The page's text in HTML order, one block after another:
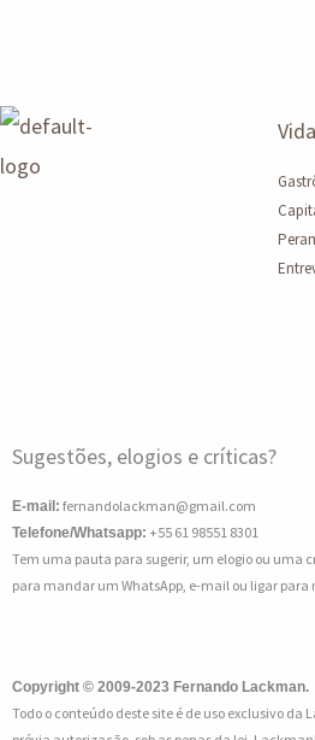
Vida
Sugestões, elogios e críticas?
E-mail: fernandolackman@gmail.com
Telefone/Whatsapp: +55 61 98551 8301
Tem uma pauta para sugerir, um elogio ou uma
para mandar um WhatsApp, e-mail ou ligar
Copyright © 2009-2023 Fernando Lackman.
Todo o conteúdo deste site é de uso exclusivo